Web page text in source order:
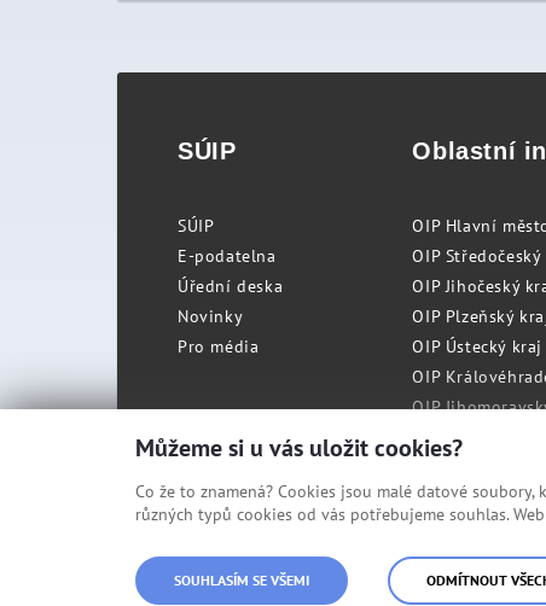
SÚIP
SÚIP
E-podatelna
Úřední deska
Novinky
Pro média
Oblastní
OIP Hlavní
OIP
OIP Jihočeský
OIP Plzeňský
OIP Ústecký
OIP
OIP
OIP
© Státní úřad inspekce práce
Můžeme si u vás uložit cookies?
Co že to znamená? Cookies jsou malé datové
různých typů cookies od vás potřebujeme souhlas.
SOUHLASÍM SE VŠEMI ODMÍTNOUT